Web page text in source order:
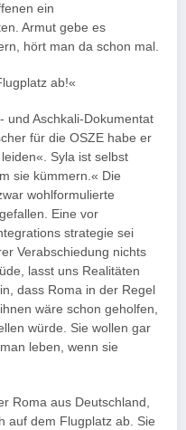
ein
Armut gebe es
hört man da schon mal.
ab!«
und Aschkali-Dokumentat
für die OSZE habe er
Syla ist selbst
sie kümmern.« Die
wohlformulierte
Eine vor
strategie sei
Verabschiedung nichts
lasst uns Realitäten
dass Roma in der Regel
wäre schon geholfen,
würde. Sie wollen gar
leben, wenn sie
Roma aus Deutschland,
auf dem Flugplatz ab. Sie